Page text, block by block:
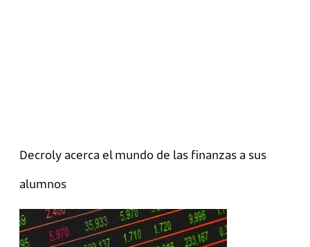
Decroly acerca el mundo de las finanzas a sus
alumnos